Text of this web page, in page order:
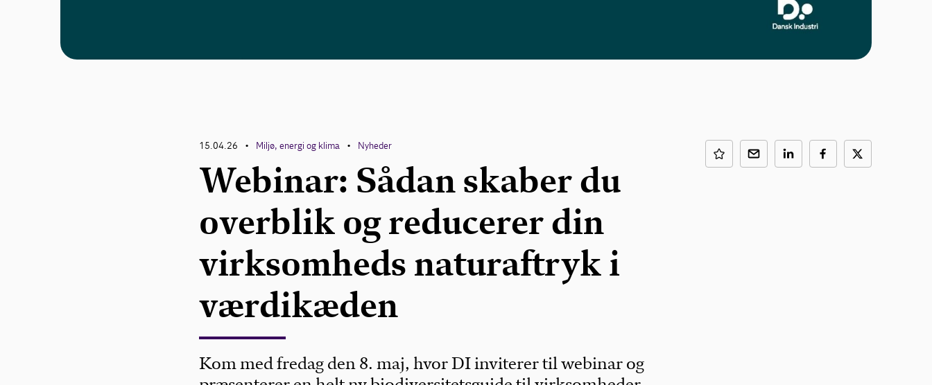
15.04.26 • Miljø, energi og klima • Nyheder
Webinar: Sådan skaber du
overblik og reducerer din
virksomheds naturaftryk i
værdikæden
Kom med fredag den 8. maj, hvor DI inviterer til webinar og